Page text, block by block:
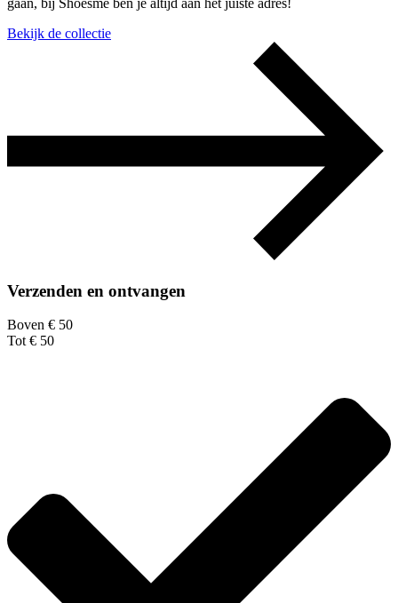
gaan, bij Shoesme ben je altijd aan het juiste adres!
Bekijk de collectie
Verzenden en ontvangen
Boven € 50
Tot € 50